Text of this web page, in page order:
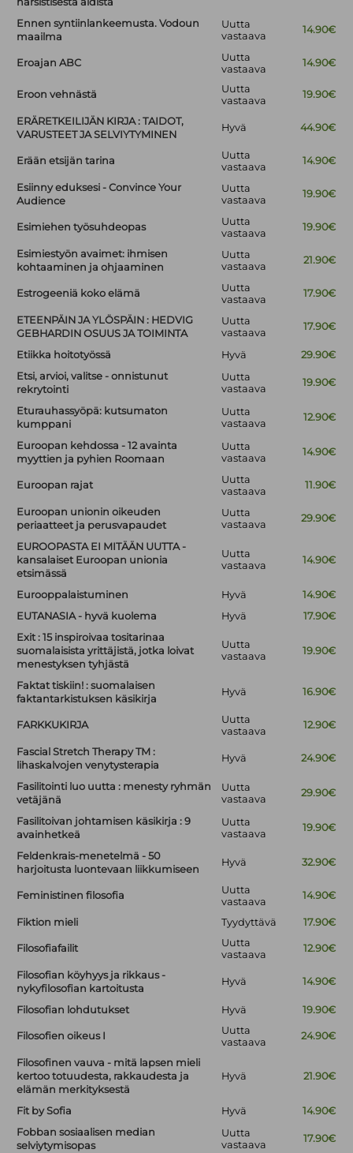
Ennen syntiinlankeemusta. Vodoun
maailma
Uutta
vastaava
14.90€
Eroajan ABC
Uutta
vastaava
14.90€
Eroon vehnästä
Uutta
vastaava
19.90€
ERÄRETKEILIJÄN KIRJA : TAIDOT,
VARUSTEET JA SELVIYTYMINEN
Hyvä 44.90€
Erään etsijän tarina
Uutta
vastaava
14.90€
Esiinny eduksesi - Convince Your
Audience
Uutta
vastaava
19.90€
Esimiehen työsuhdeopas
Uutta
vastaava
19.90€
Esimiestyön avaimet: ihmisen
kohtaaminen ja ohjaaminen
Uutta
vastaava
21.90€
Estrogeeniä koko elämä
Uutta
vastaava
17.90€
ETEENPÄIN JA YLÖSPÄIN : HEDVIG
GEBHARDIN OSUUS JA TOIMINTA
Uutta
vastaava
17.90€
Etiikka hoitotyössä Hyvä
29.90€
Etsi, arvioi, valitse - onnistunut
rekrytointi
Uutta
vastaava
19.90€
Eturauhassyöpä: kutsumaton
kumppani
Uutta
vastaava
12.90€
Euroopan kehdossa - 12 avainta
myyttien ja pyhien Roomaan
Uutta
vastaava
14.90€
Euroopan rajat
Uutta
vastaava
11.90€
Euroopan unionin oikeuden
periaatteet ja perusvapaudet
Uutta
vastaava
29.90€
EUROOPASTA EI MITÄÄN UUTTA -
kansalaiset Euroopan unionia
etsimässä
Uutta
vastaava
14.90€
Eurooppalaistuminen Hyvä
14.90€
EUTANASIA - hyvä kuolema
Hyvä
17.90€
Exit : 15 inspiroivaa tositarinaa
suomalaisista yrittäjistä, jotka loivat
menestyksen tyhjästä
Uutta
vastaava
19.90€
Faktat tiskiin! : suomalaisen
faktantarkistuksen käsikirja
Hyvä 16.90€
FARKKUKIRJA
Uutta
vastaava
12.90€
Fascial Stretch Therapy TM :
lihaskalvojen venytysterapia
Hyvä 24.90€
Fasilitointi luo uutta : menesty ryhmän
vetäjänä
Uutta
vastaava
29.90€
Fasilitoivan johtamisen käsikirja : 9
avainhetkeä
Uutta
vastaava
19.90€
Feldenkrais-menetelmä - 50
harjoitusta luontevaan liikkumiseen
Hyvä 32.90€
Feministinen filosofia
Uutta
vastaava
14.90€
Fiktion mieli Tyydyttävä 17.90€
Filosofiafailit
Uutta
vastaava
12.90€
Filosofian köyhyys ja rikkaus -
nykyfilosofian kartoitusta
Hyvä 14.90€
Filosofian lohdutukset Hyvä 19.90€
Filosofien oikeus I
Uutta
vastaava
24.90€
Filosofinen vauva - mitä lapsen mieli
kertoo totuudesta, rakkaudesta ja
elämän merkityksestä
Hyvä 21.90€
Fit by Sofia Hyvä
14.90€
Fobban sosiaalisen median
selviytymisopas
Uutta
vastaava
17.90€